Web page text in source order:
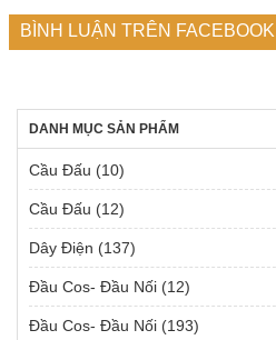
BÌNH LUẬN TRÊN FACEBOOK
DANH MỤC SẢN PHẨM
Cầu Đấu (10)
Cầu Đấu (12)
Dây Điện (137)
Đầu Cos- Đầu Nối (12)
Đầu Cos- Đầu Nối (193)